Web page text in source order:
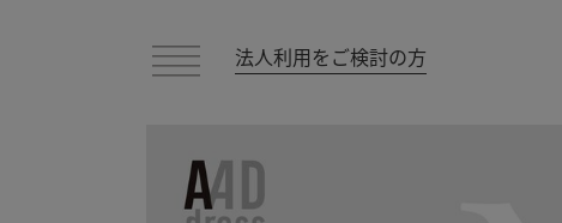
法人利用をご検討の方